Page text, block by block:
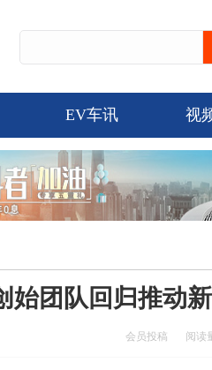
EV车讯 视
始团队回归推动
阅读
会员投稿